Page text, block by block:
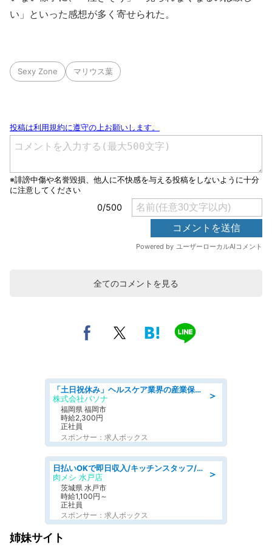
い」といった感想が多く寄せられた。
Sexy Zone マリウス葉
全てのコメントを見る
＞
「土日祝休み」ヘルスケア業界の産業保健師/高時給/未経験OK/要資格:保健師、正看護師
株式会社パソナ
福岡県 福岡市
時給2,300円
正社員
スポンサー：求人ボックス
＞
日払いOKで即日収入/キッチンスタッフ/「原付免許必須」デリバリー業務など、自己成長可能な幅広い仕事に挑戦!髪型自由&ピアス・ネイルOK/茨城県/水戸市
肉メシ 水戸店
茨城県 水戸市
時給1,100円～
正社員
スポンサー：求人ボックス
姉妹サイト